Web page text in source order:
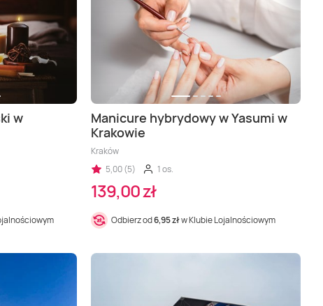
w
Manicure hybrydowy w Yasumi w
Krakowie
Kraków
5,00 (5)
1 os.
139,00 zł
Odbierz od6,95 złw Klubie Lojalnościowym